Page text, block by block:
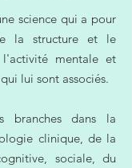
science qui a pour
la structure et le
mentale et
lui sont associés.
branches dans la
clinique, de la
sociale, du